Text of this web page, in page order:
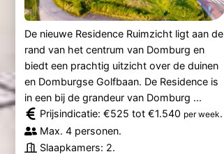
De nieuwe Residence Ruimzicht ligt aan de
rand van het centrum van Domburg en
biedt een prachtig uitzicht over de duinen
en Domburgse Golfbaan. De Residence is
in een bij de grandeur van Domburg ...
Prijsindicatie: €525 tot €1.540 per week.
Max. 4 personen.
Slaapkamers: 2.